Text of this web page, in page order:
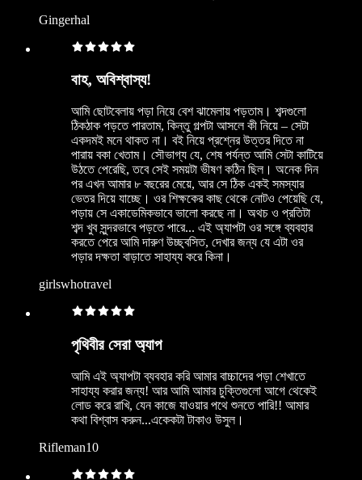
Gingerhal
বাহ, অবিশ্বাস্য!
আমি ছোটবেলায় পড়া নিয়ে বেশ ঝামেলায় পড়তাম। শব্দগুলো
ঠিকঠাক পড়তে পারতাম, কিন্তু গল্পটা আসলে কী নিয়ে – সেটা
একদমই মনে থাকত না। বই নিয়ে প্রশ্নের উত্তর দিতে না
পারায় বকা খেতাম। সৌভাগ্য যে, শেষ পর্যন্ত আমি সেটা কাটিয়ে
উঠতে পেরেছি, তবে সেই সময়টা ভীষণ কঠিন ছিল। অনেক দিন
পর এখন আমার ৮ বছরের মেয়ে, আর সে ঠিক একই সমস্যার
ভেতর দিয়ে যাচ্ছে। ওর শিক্ষকের কাছ থেকে নোটও পেয়েছি যে,
পড়ায় সে একাডেমিকভাবে ভালো করছে না। অথচ ও প্রতিটা
শব্দ খুব সুন্দরভাবে পড়তে পারে... এই অ্যাপটা ওর সঙ্গে ব্যবহার
করতে পেরে আমি দারুণ উচ্ছ্বসিত, দেখার জন্য যে এটা ওর
পড়ার দক্ষতা বাড়াতে সাহায্য করে কিনা।
girlswhotravel
পৃথিবীর সেরা অ্যাপ
আমি এই অ্যাপটা ব্যবহার করি আমার বাচ্চাদের পড়া শেখাতে
সাহায্য করার জন্য! আর আমি আমার চুক্তিগুলো আগে থেকেই
লোড করে রাখি, যেন কাজে যাওয়ার পথে শুনতে পারি!! আমার
কথা বিশ্বাস করুন...একেকটা টাকাও উসুল।
Rifleman10